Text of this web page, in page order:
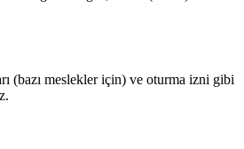
(bazı meslekler için) ve oturma izni gibi